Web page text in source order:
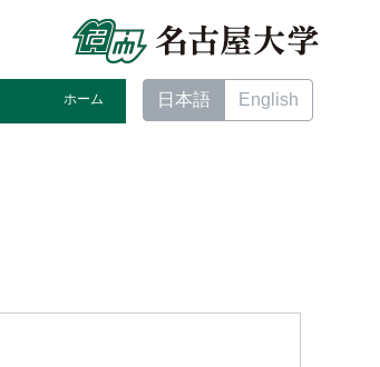
ホーム 日本語 English